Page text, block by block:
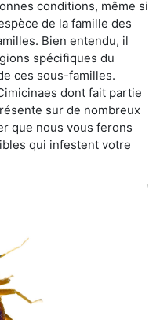
conditions, même si
de la famille des
Bien entendu, il
spécifiques du
ces sous-familles.
dont fait partie
sur de nombreux
que nous vous ferons
qui infestent votre